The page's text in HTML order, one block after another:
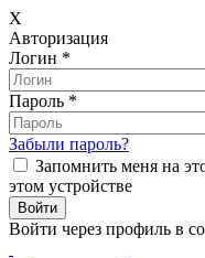
X
Авторизация
Логин *
Пароль *
Забыли пароль?
Запомнить меня на
этом устройстве
Войти через профиль в